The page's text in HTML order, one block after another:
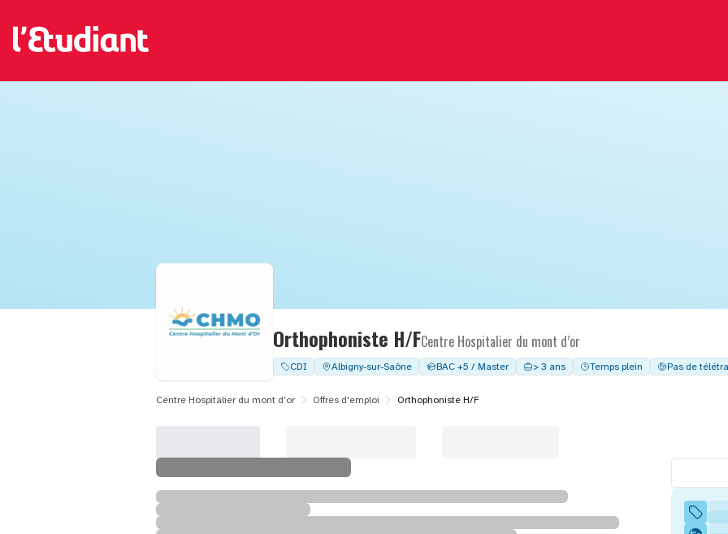
Orthophoniste H/FCentre Hospitalier du mont d’or
CDI Albigny-sur-Saône BAC +5 / Master > 3 ans Temps plein Pas de
Centre Hospitalier du mont d’or Offres d'emploi Orthophoniste H/F